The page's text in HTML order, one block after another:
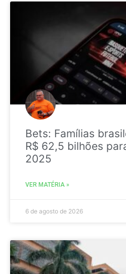
Bets: Famílias
R$ 62,5 bilhões
2025
VER MATÉRIA »
6 de agosto de 2026